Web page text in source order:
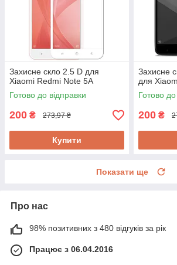
Захисне скло 2.5 D для
Xiaomi Redmi Note 5A
Готово до відправки
200 ₴ 273,97 ₴
Купити
Захисне
для
Готово до
200 ₴
Показати ще
Про нас
98% позитивних з 480 відгуків за рік
Працює з 06.04.2016